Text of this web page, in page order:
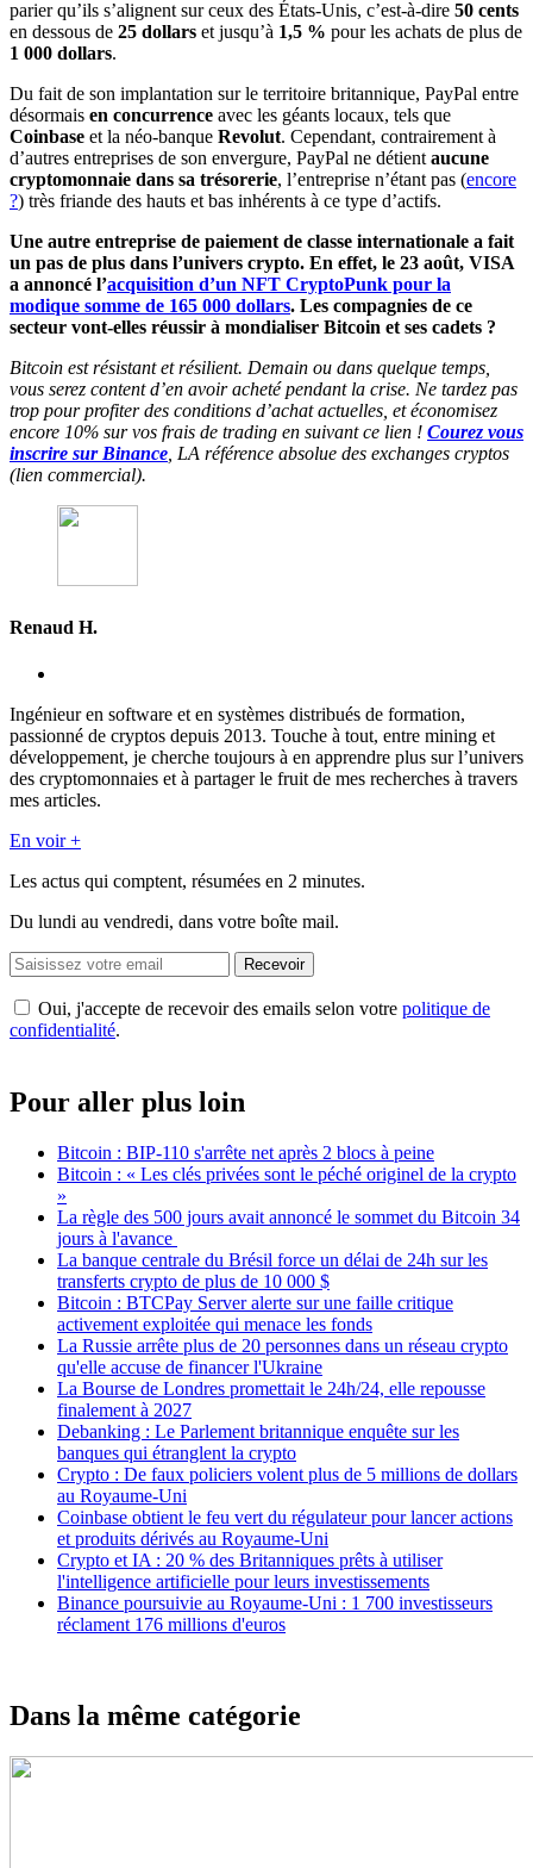
parier qu’ils s’alignent sur ceux des États-Unis, c’est-à-dire 50 cents
en dessous de 25 dollars et jusqu’à 1,5 % pour les achats de plus de
1 000 dollars.
Du fait de son implantation sur le territoire britannique, PayPal entre
désormais en concurrence avec les géants locaux, tels que
Coinbase et la néo-banque Revolut. Cependant, contrairement à
d’autres entreprises de son envergure, PayPal ne détientaucune
cryptomonnaie dans sa trésorerie, l’entreprise n’étant pas (encore
?) très friande des hauts et bas inhérents à ce type d’actifs.
Une autre entreprise de paiement de classe internationale a fait
un pas de plus dans l’univers crypto. En effet, le 23 août, VISA
a annoncé l’acquisition d’un NFT CryptoPunk pour la
modique somme de 165 000 dollars. Les compagnies de ce
secteur vont-elles réussir à mondialiser Bitcoin et ses cadets ?
Bitcoin est résistant et résilient. Demain ou dans quelque temps,
vous serez content d’en avoir acheté pendant la crise. Ne tardez pas
trop pour profiter des conditions d’achat actuelles, et économisez
encore 10% sur vos frais de trading en suivant ce lien ! Courez vous
inscrire sur Binance, LA référence absolue des exchanges cryptos
(lien commercial).
Renaud H.
Ingénieur en software et en systèmes distribués de formation,
passionné de cryptos depuis 2013. Touche à tout, entre mining et
développement, je cherche toujours à en apprendre plus sur l’univers
des cryptomonnaies et à partager le fruit de mes recherches à travers
mes articles.
En voir +
Les actus qui comptent, résumées en 2 minutes.
Du lundi au vendredi, dans votre boîte mail.
Recevoir
Oui, j'accepte de recevoir des emails selon votre politique de
confidentialité.
Pour aller plus loin
Bitcoin : BIP-110 s'arrête net après 2 blocs à peine
Bitcoin : « Les clés privées sont le péché originel de la crypto
»
La règle des 500 jours avait annoncé le sommet du Bitcoin 34
jours à l'avance
La banque centrale du Brésil force un délai de 24h sur les
transferts crypto de plus de 10 000 $
Bitcoin : BTCPay Server alerte sur une faille critique
activement exploitée qui menace les fonds
La Russie arrête plus de 20 personnes dans un réseau crypto
qu'elle accuse de financer l'Ukraine
La Bourse de Londres promettait le 24h/24, elle repousse
finalement à 2027
Debanking : Le Parlement britannique enquête sur les
banques qui étranglent la crypto
Crypto : De faux policiers volent plus de 5 millions de dollars
au Royaume-Uni
Coinbase obtient le feu vert du régulateur pour lancer actions
et produits dérivés au Royaume-Uni
Crypto et IA : 20 % des Britanniques prêts à utiliser
l'intelligence artificielle pour leurs investissements
Binance poursuivie au Royaume-Uni : 1 700 investisseurs
réclament 176 millions d'euros
Dans la même catégorie